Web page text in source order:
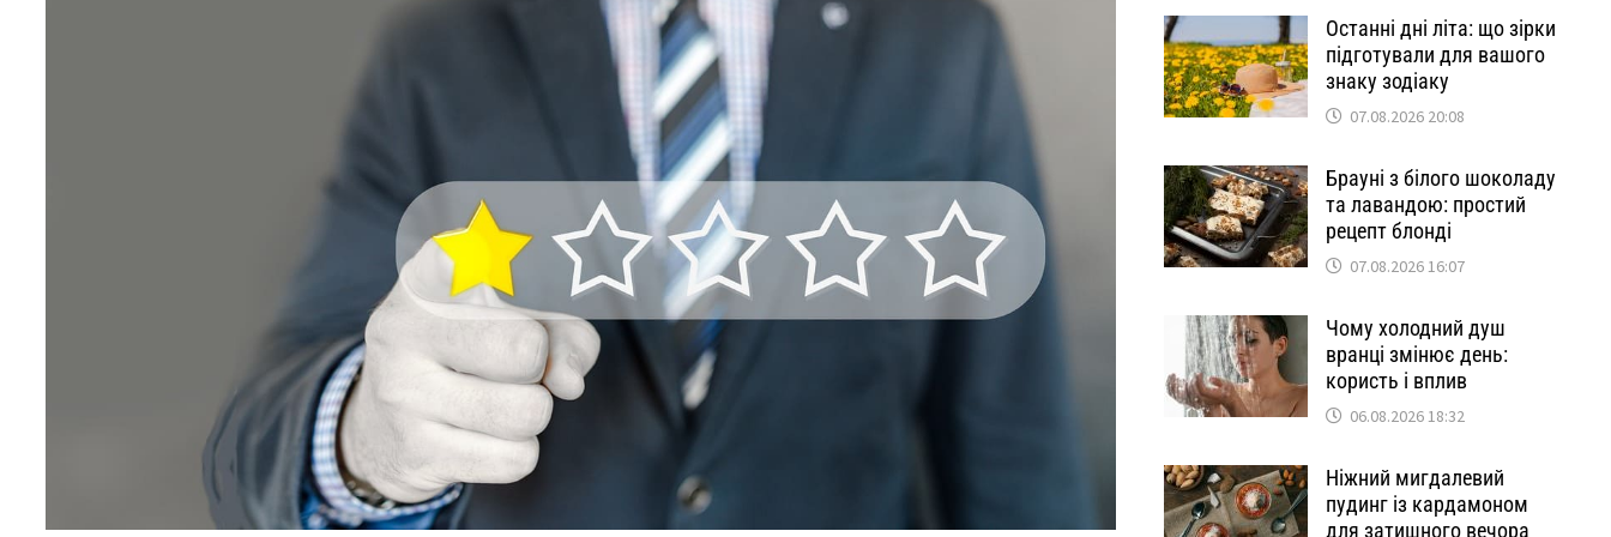
Останні дні літа: що зірки
підготували для вашого
знаку зодіаку
07.08.2026 20:08
Брауні з білого шоколаду
та лавандою: простий
рецепт блонді
07.08.2026 16:07
Чому холодний душ
вранці змінює день:
користь і вплив
06.08.2026 18:32
Ніжний мигдалевий
пудинг із кардамоном
для затишного вечора